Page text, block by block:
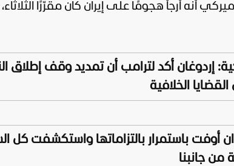
أنه أرجأ هجومًا على إيران كان مقرّرًا
إردوغان أكد لترامب أن تمديد وقف إطلاق
الخلافية
أوفت باستمرار بالتزاماتها واستكشفت كل
من جانبنا